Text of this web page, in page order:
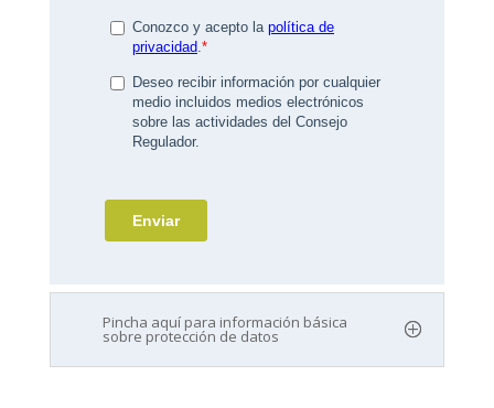
Pincha aquí para información básica
sobre protección de datos